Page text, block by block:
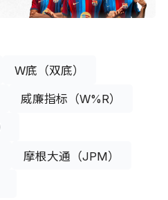
W底（双底）
威廉指标（W%R）
摩根大通（JPM）